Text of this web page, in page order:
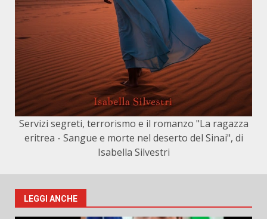
Servizi segreti, terrorismo e il romanzo "La ragazza
eritrea - Sangue e morte nel deserto del Sinai", di
Isabella Silvestri
LEGGI ANCHE